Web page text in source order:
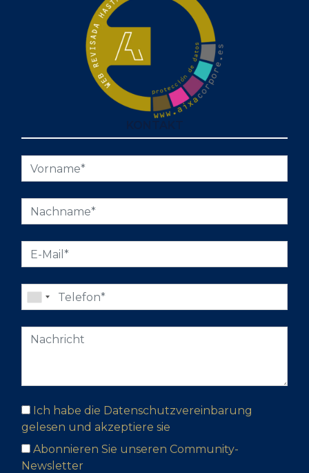
Ich habe die Datenschutzvereinbarung
gelesen und akzeptiere sie
Abonnieren Sie unseren Community-
Newsletter